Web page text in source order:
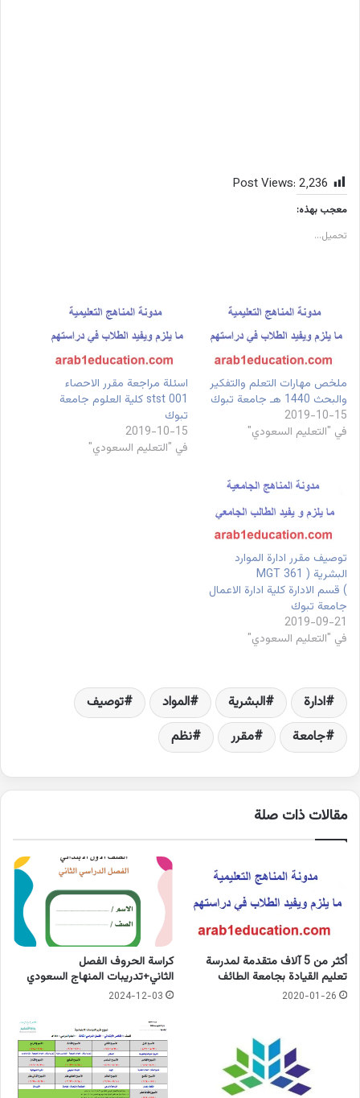
Post Views: 2٬236
معجب بهذه:
تحميل...
ملخص مهارات التعلم والتفكير
والبحث 1440 هـ جامعة تبوك
2019-10-15
في "التعليم السعودي"
اسئلة مراجعة مقرر الاحصاء
stst 001 كلية العلوم جامعة
تبوك
2019-10-15
في "التعليم السعودي"
توصيف مقرر ادارة الموارد
البشرية ( MGT 361
) قسم الادارة كلية ادارة الاعمال
جامعة تبوك
2019-09-21
في "التعليم السعودي"
ادارة البشرية المواد
توصيف
جامعة
مقرر نظم
مقالات ذات صلة
أكثر من 5 آلاف متقدمة لمدرسة
تعليم القيادة بجامعة الطائف
2020-01-26
كراسة الحروف الفصل
الثاني+تدريبات المنهاج السعودي
2024-12-03